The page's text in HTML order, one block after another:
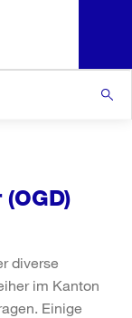
diverse
im Kanton
Einige